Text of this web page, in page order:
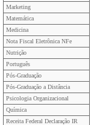
Marketing
Matemática
Medicina
Nota Fiscal Eletrônica NFe
Nutrição
Português
Pós-Graduação
Pós-Graduação a Distância
Psicologia Organizacional
Química
Receita Federal Declaração IR